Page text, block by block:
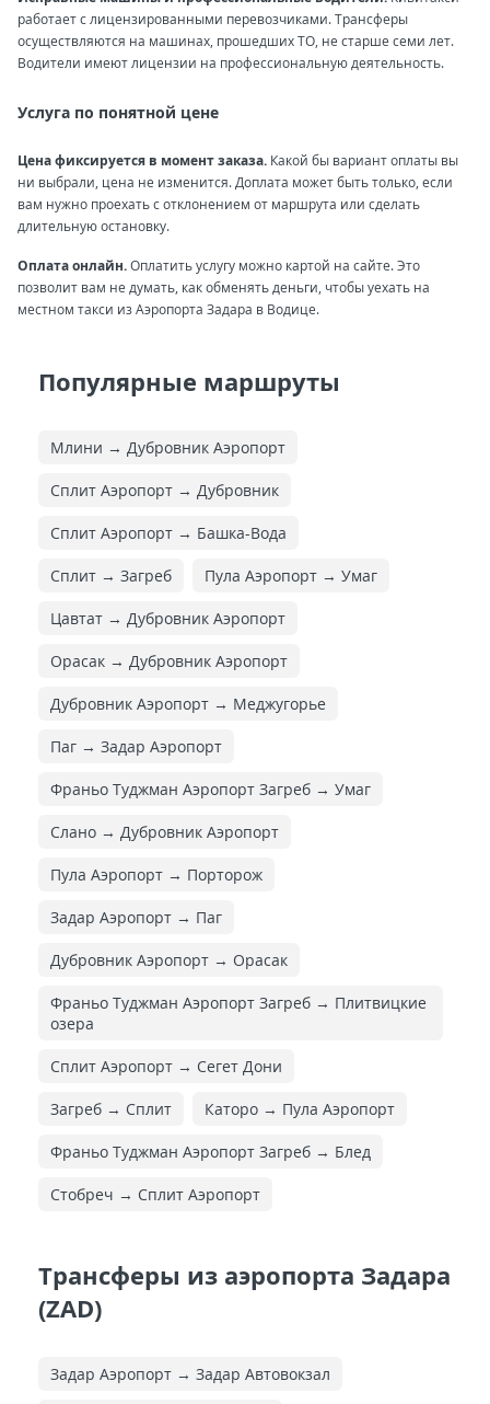
работает с лицензированными перевозчиками. Трансферы
осуществляются на машинах, прошедших ТО, не старше семи лет.
Водители имеют лицензии на профессиональную деятельность.
Услуга по понятной цене
Цена фиксируется в момент заказа. Какой бы вариант оплаты вы
ни выбрали, цена не изменится. Доплата может быть только, если
вам нужно проехать с отклонением от маршрута или сделать
длительную остановку.
Оплата онлайн.Оплатить услугу можно картой на сайте. Это
позволит вам не думать, как обменять деньги, чтобы уехать на
местном такси из Аэропорта Задара в Водице.
Популярные маршруты
Млини → Дубровник Аэропорт
Сплит Аэропорт → Дубровник
Сплит Аэропорт → Башка-Вода
Сплит → Загреб Пула Аэропорт → Умаг
Цавтат → Дубровник Аэропорт
Орасак → Дубровник Аэропорт
Дубровник Аэропорт → Меджугорье
Паг → Задар Аэропорт
Франьо Туджман Аэропорт Загреб → Умаг
Слано → Дубровник Аэропорт
Пула Аэропорт → Порторож
Задар Аэропорт → Паг
Дубровник Аэропорт → Орасак
Франьо Туджман Аэропорт Загреб → Плитвицкие
озера
Сплит Аэропорт → Сегет Дони
Загреб → Сплит Каторо → Пула Аэропорт
Франьо Туджман Аэропорт Загреб → Блед
Стобреч → Сплит Аэропорт
Трансферы из аэропорта Задара
(ZAD)
Задар Аэропорт → Задар Автовокзал